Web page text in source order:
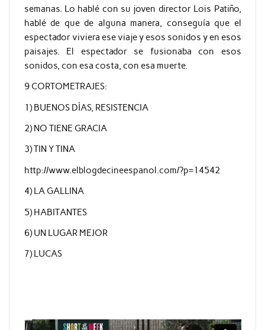
semanas. Lo hablé con su joven director Lois Patiño,
hablé de que de alguna manera, conseguía que el
espectador viviera ese viaje y esos sonidos y en esos
paisajes. El espectador se fusionaba con esos
sonidos, con esa costa, con esa muerte.
9 CORTOMETRAJES:
1) BUENOS DÍAS, RESISTENCIA
2) NO TIENE GRACIA
3) TIN Y TINA
http://www.elblogdecineespanol.com/?p=14542
4) LA GALLINA
5) HABITANTES
6) UN LUGAR MEJOR
7) LUCAS